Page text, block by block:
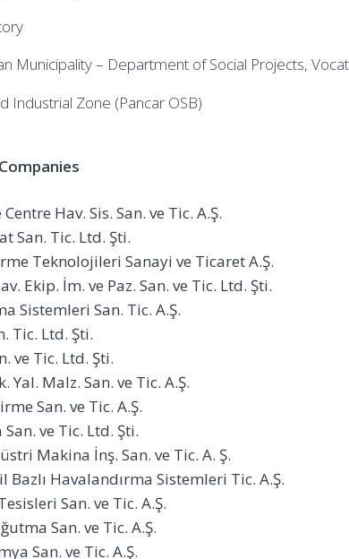
Municipality – Department of Social Projects,
Industrial Zone (Pancar OSB)
Hav. Sis. San. ve Tic. A.Ş.
San. Tic. Ltd. Şti.
Teknolojileri Sanayi ve Ticaret A.Ş.
Ekip. İm. ve Paz. San. ve Tic. Ltd. Şti.
Sistemleri San. Tic. A.Ş.
Tic. Ltd. Şti.
ve Tic. Ltd. Şti.
Yal. Malz. San. ve Tic. A.Ş.
San. ve Tic. A.Ş.
ve Tic. Ltd. Şti.
Makina İnş. San. ve Tic. A. Ş.
Bazlı Havalandırma Sistemleri Tic. A.Ş.
San. ve Tic. A.Ş.
San. ve Tic. A.Ş.
San. ve Tic. A.Ş.